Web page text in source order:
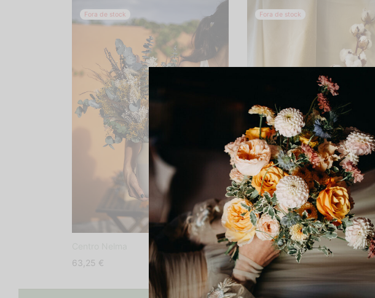
Fora de stock
63,25 €
Fora de stock
Jarrone Confort
16,90€ – 24,50€Price
16,90 €